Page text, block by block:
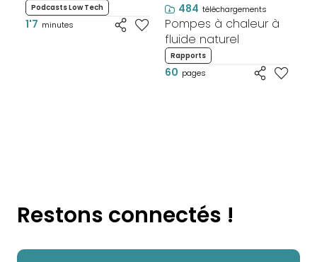
Podcasts Low Tech
1'7 minutes
484 téléchargements
Pompes à chaleur à
fluide naturel
Rapports
60 pages
Restons connectés !